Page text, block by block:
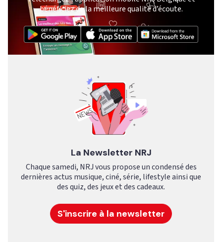
bénéficiez de la meilleure qualité d’écoute.
La Newsletter NRJ
Chaque samedi, NRJ vous propose un condensé des
dernières actus musique, ciné, série, lifestyle ainsi que
des quiz, des jeux et des cadeaux.
S'inscrire à la newsletter